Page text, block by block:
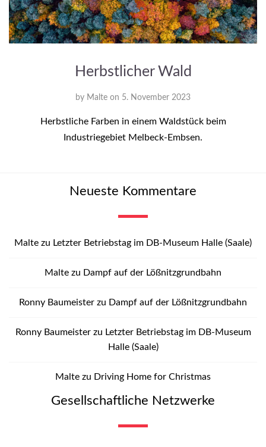
Herbstlicher Wald
by Malte on 5. November 2023
Herbstliche Farben in einem Waldstück beim
Industriegebiet Melbeck-Embsen.
Neueste Kommentare
Malte zu Letzter Betriebstag im DB-Museum Halle (Saale)
Malte zu Dampf auf der Lößnitzgrundbahn
Ronny Baumeister zu Dampf auf der Lößnitzgrundbahn
Ronny Baumeisterzu Letzter Betriebstag im DB-Museum
Halle (Saale)
Malte zu Driving Home for Christmas
Gesellschaftliche Netzwerke